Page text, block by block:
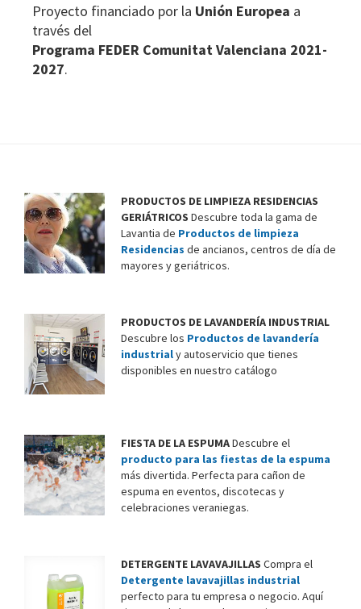
Proyecto financiado por la Unión Europea a
través del
Programa FEDER Comunitat Valenciana 2021-
2027.
PRODUCTOS DE LIMPIEZA RESIDENCIAS
GERIÁTRICOS Descubre toda la gama de
Lavantia de Productos de limpieza
Residencias de ancianos, centros de día de
mayores y geriátricos.
PRODUCTOS DE LAVANDERÍA INDUSTRIAL
Descubre los Productos de lavandería
industrialy autoservicio que tienes
disponibles en nuestro catálogo
FIESTA DE LA ESPUMADescubre el
producto para las fiestas de la espuma
más divertida. Perfecta para cañon de
espuma en eventos, discotecas y
celebraciones veraniegas.
DETERGENTE LAVAVAJILLAS Compra el
Detergente lavavajillas industrial
perfecto para tu empresa o negocio. Aquí